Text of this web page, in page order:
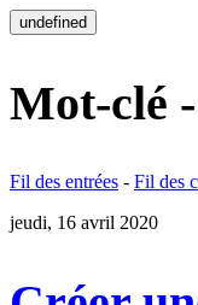
undefined
Mot-clé
Fil des entrées - Fil des
jeudi, 16 avril 2020